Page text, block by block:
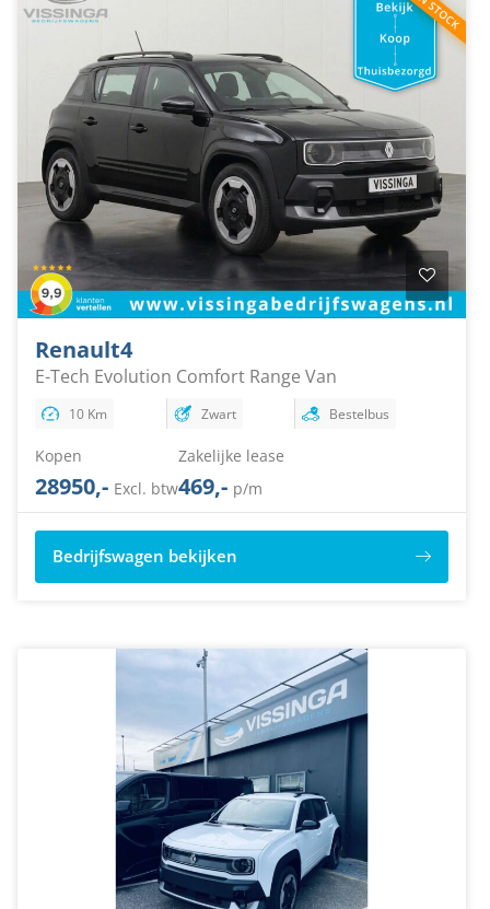
Renault4
E-Tech Evolution Comfort Range Van
10 Km Zwart Bestelbus
Kopen
28950,- Excl. btw
Zakelijke lease
469,- p/m
Bedrijfswagen bekijken